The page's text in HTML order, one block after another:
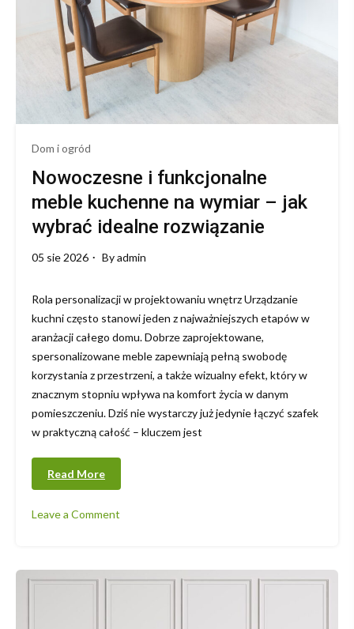
klasycznych
Dom i ogród
Nowoczesne i funkcjonalne
meble kuchenne na wymiar – jak
wybrać idealne rozwiązanie
05 sie 2026 Byadmin
Rola personalizacji w projektowaniu wnętrz Urządzanie
kuchni często stanowi jeden z najważniejszych etapów w
aranżacji całego domu. Dobrze zaprojektowane,
spersonalizowane meble zapewniają pełną swobodę
korzystania z przestrzeni, a także wizualny efekt, który w
znacznym stopniu wpływa na komfort życia w danym
pomieszczeniu. Dziś nie wystarczy już jedynie łączyć szafek
w praktyczną całość – kluczem jest
Read More
Leave a Comment
funkcjonalne